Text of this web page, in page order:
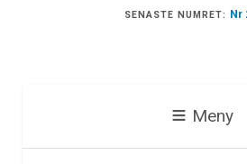
SENASTE NUMRET: Nr
Meny